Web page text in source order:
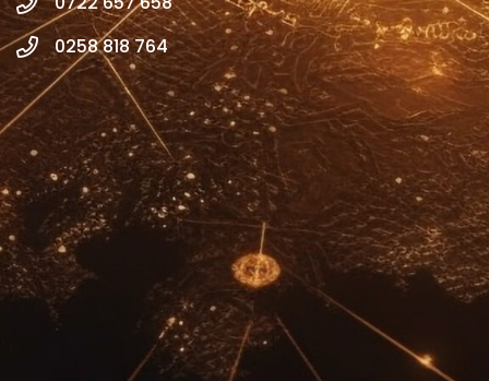
0258 818 764